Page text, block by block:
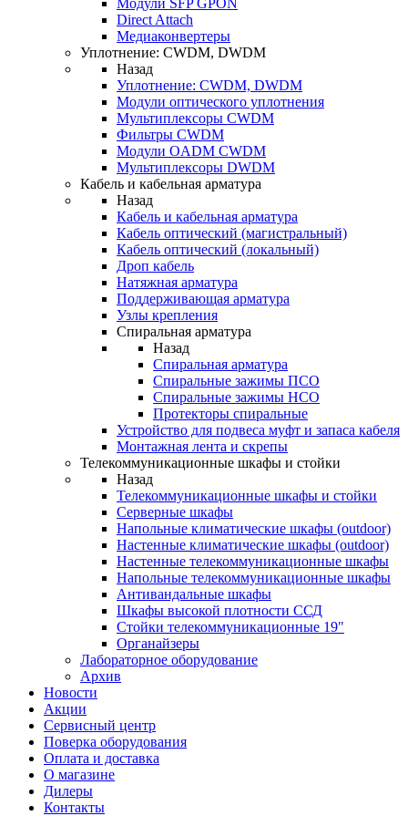
Модули SFP GPON
Direct Attach
Медиаконвертеры
Уплотнение: CWDM, DWDM
Назад
Уплотнение: CWDM, DWDM
Модули оптического уплотнения
Мультиплексоры CWDM
Фильтры CWDM
Модули OADM CWDM
Мультиплексоры DWDM
Кабель и кабельная арматура
Назад
Кабель и кабельная арматура
Кабель оптический (магистральный)
Кабель оптический (локальный)
Дроп кабель
Натяжная арматура
Поддерживающая арматура
Узлы крепления
Спиральная арматура
Назад
Спиральная арматура
Спиральные зажимы ПСО
Спиральные зажимы НСО
Протекторы спиральные
Устройство для подвеса муфт и запаса кабеля
Монтажная лента и скрепы
Телекоммуникационные шкафы и стойки
Назад
Телекоммуникационные шкафы и стойки
Серверные шкафы
Напольные климатические шкафы (outdoor)
Настенные климатические шкафы (outdoor)
Настенные телекоммуникационные шкафы
Напольные телекоммуникационные шкафы
Антивандальные шкафы
Шкафы высокой плотности ССД
Стойки телекоммуникационные 19"
Органайзеры
Лабораторное оборудование
Архив
Новости
Акции
Сервисный центр
Поверка оборудования
Оплата и доставка
О магазине
Дилеры
Контакты